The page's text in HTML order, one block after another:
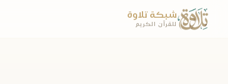
شبكة تلاوة
للقرآن الكريم